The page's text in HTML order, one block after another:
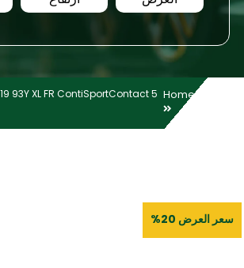
Home
93Y XL FR ContiSportContact 5
سعر العرض 20%